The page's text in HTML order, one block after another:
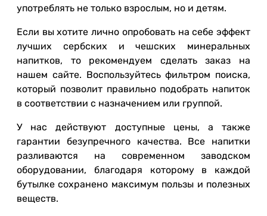
употреблять не только взрослым, но и детям.
Если вы хотите лично опробовать на себе эффект
лучших сербских и чешских минеральных
напитков, то рекомендуем сделать заказ на
нашем сайте. Воспользуйтесь фильтром поиска,
который позволит правильно подобрать напиток
в соответствии с назначением или группой.
У нас действуют доступные цены, а также
гарантии безупречного качества. Все напитки
разливаются на современном заводском
оборудовании, благодаря которому в каждой
бутылке сохранено максимум пользы и полезных
веществ.